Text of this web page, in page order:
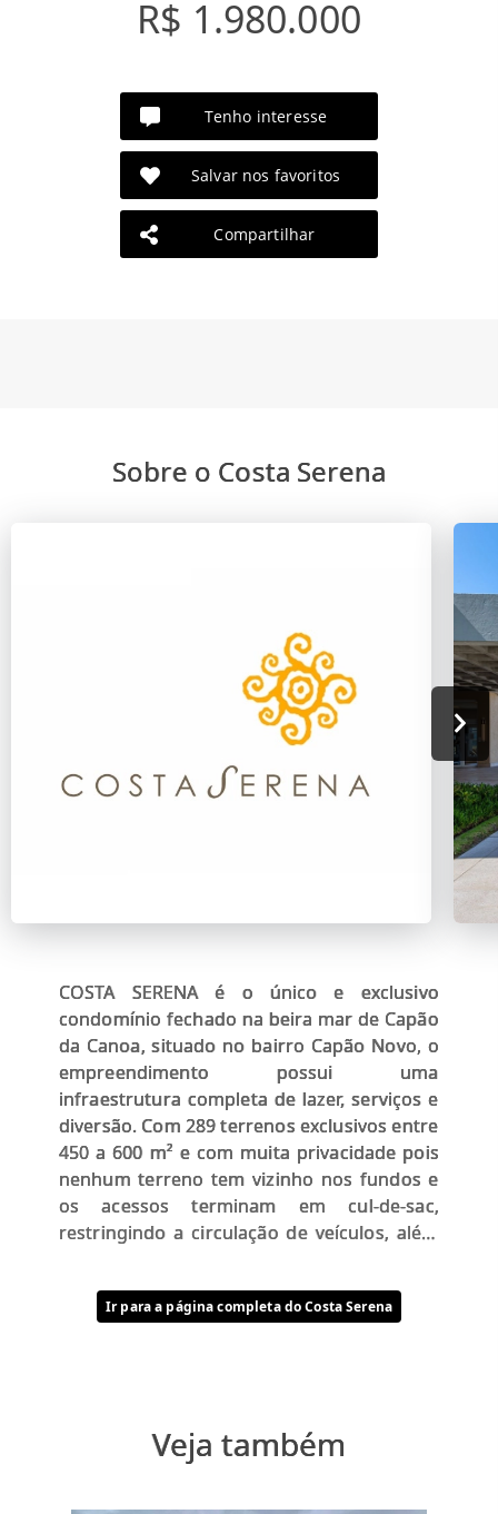
R$ 1.980.000
Tenho interesse
Salvar nos favoritos
Compartilhar
Sobre o Costa Serena
COSTA SERENA é o único e exclusivo
condomínio fechado na beira mar de Capão
da Canoa, situado no bairro Capão Novo, o
empreendimento possui uma
infraestrutura completa de lazer, serviços e
diversão. Com 289 terrenos exclusivos entre
450 a 600 m² e com muita privacidade pois
nenhum terreno tem vizinho nos fundos e
os acessos terminam em cul-de-sac,
restringindo a circulação de veículos, além
pegar o carro para ir à praia pois um lindo
boulevard atravessa o condomínio e chega
Ir para a página completa do Costa Serena
Veja também